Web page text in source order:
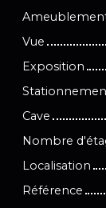
Vue
Exposition
Cave
Nombre
Localisation
Référence